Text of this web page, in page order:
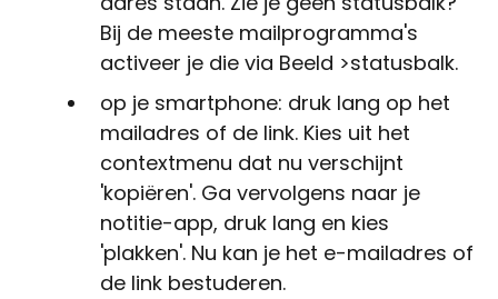
Bij de meeste mailprogramma's
activeer je die via Beeld >statusbalk.
op je smartphone: druk lang op het
mailadres of de link. Kies uit het
contextmenu dat nu verschijnt
'kopiëren'. Ga vervolgens naar je
notitie-app, druk lang en kies
'plakken'. Nu kan je het e-mailadres of
de link bestuderen.